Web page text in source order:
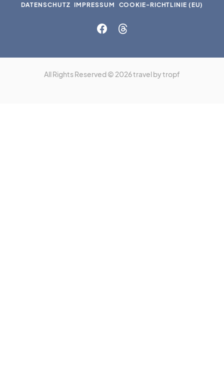
DATENSCHUTZ IMPRESSUM COOKIE-RICHTLINIE (EU)
All Rights Reserved © 2026 travel by tropf